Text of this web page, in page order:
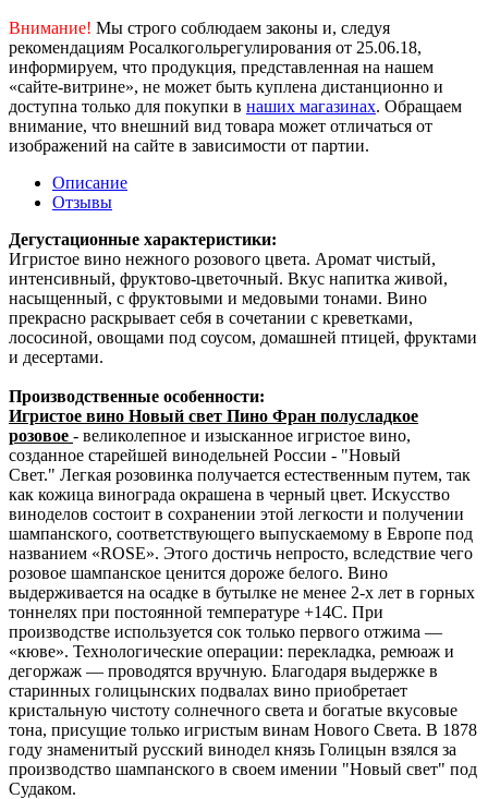
Внимание! Мы строго соблюдаем законы и, следуя
рекомендациям Росалкогольрегулирования от 25.06.18,
информируем, что продукция, представленная на нашем
«сайте-витрине», не может быть куплена дистанционно и
доступна только для покупки в наших магазинах. Обращаем
внимание, что внешний вид товара может отличаться от
изображений на сайте в зависимости от партии.
Описание
Отзывы
Дегустационные характеристики:
Игристое вино нежного розового цвета. Аромат чистый,
интенсивный, фруктово-цветочный. Вкус напитка живой,
насыщенный, с фруктовыми и медовыми тонами. Вино
прекрасно раскрывает себя в сочетании с креветками,
лососиной, овощами под соусом, домашней птицей, фруктами
и десертами.
Производственные особенности:
Игристое вино Новый свет Пино Фран полусладкое
розовое - великолепное и изысканное игристое вино,
созданное старейшей винодельней России - "Новый
Свет." Легкая розовинка получается естественным путем, так
как кожица винограда окрашена в черный цвет. Искусство
виноделов состоит в сохранении этой легкости и получении
шампанского, соответствующего выпускаемому в Европе под
названием «ROSE». Этого достичь непросто, вследствие чего
розовое шампанское ценится дороже белого. Вино
выдерживается на осадке в бутылке не менее 2-х лет в горных
тоннелях при постоянной температуре +14С. При
производстве используется сок только первого отжима —
«кюве». Технологические операции: перекладка, ремюаж и
дегоржаж — проводятся вручную. Благодаря выдержке в
старинных голицынских подвалах вино приобретает
кристальную чистоту солнечного света и богатые вкусовые
тона, присущие только игристым винам Нового Света. В 1878
году знаменитый русский винодел князь Голицын взялся за
производство шампанского в своем имении "Новый свет" под
Судаком.